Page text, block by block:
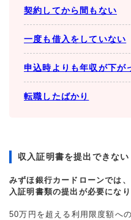
契約してから間もない
一度も借入をしていない
申込時よりも年収が下が
転職したばかり
収入証明書を提出できない
みずほ銀行カードローンでは
入証明書類の提出が必要になり
50万円を超える利用限度額へ